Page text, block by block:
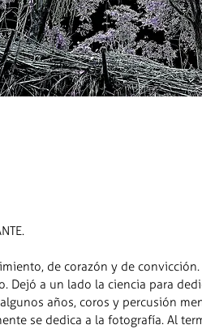
de corazón y de
Dejó a un lado la ciencia para
años, coros y percusión
se dedica a la fotografía. Al